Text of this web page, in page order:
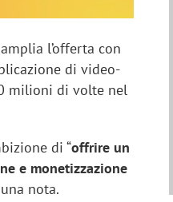
l’offerta con
di video-
milioni di volte nel
di “offrire un
e monetizzazione
nota.